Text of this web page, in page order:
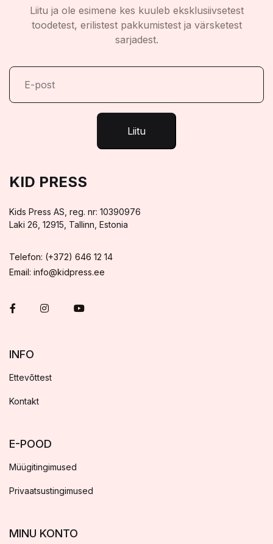
Liitu ja ole esimene kes kuuleb eksklusiivsetest
toodetest, erilistest pakkumistest ja värsketest
sarjadest.
Liitu
KID PRESS
Kids Press AS, reg. nr: 10390976
Laki 26, 12915, Tallinn, Estonia
Telefon: (+372) 646 12 14
Email: info@kidpress.ee
INFO
Ettevõttest
Kontakt
E-POOD
Müügitingimused
Privaatsustingimused
MINU KONTO